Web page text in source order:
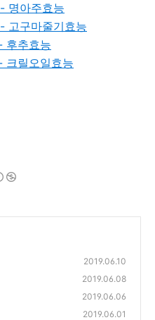
명아주효능
구마줄기효능
후추효능
릴오일효능
2019.06.10
2019.06.08
2019.06.06
2019.06.01